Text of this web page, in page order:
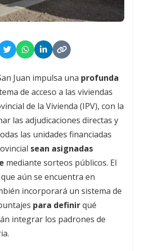
Juan impulsa una profunda
de acceso a las viviendas
de la Vivienda (IPV), con la
las adjudicaciones directas y
las unidades financiadas
sean asignadas
mediante sorteos públicos. El
aún se encuentra en
incorporará un sistema de
para definirqué
integrar los padrones de